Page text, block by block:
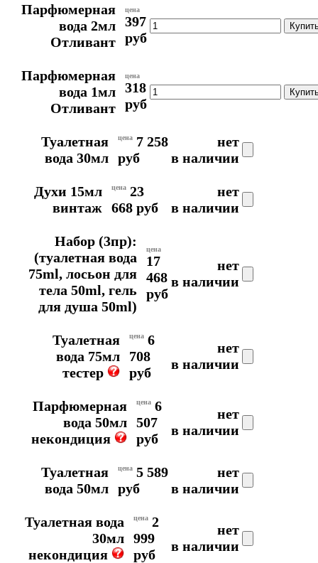
Парфюмерная
вода 2мл
Отливант
цена
397
руб
Парфюмерная
вода 1мл
Отливант
цена
318
руб
Туалетная
вода 30мл
цена 7 258
руб
нет
в наличии
Духи 15мл
винтаж
цена 23
668 руб
нет
в наличии
Набор (3пр):
(туалетная вода
75ml, лосьон для
тела 50ml, гель
для душа 50ml)
цена
17
468
руб
нет
в наличии
Туалетная
вода 75мл
тестер
цена 6
708
руб
нет
в наличии
Парфюмерная
вода 50мл
некондиция
цена 6
507
руб
нет
в наличии
Туалетная
вода 50мл
цена 5 589
руб
нет
в наличии
Туалетная вода
30мл
некондиция
цена 2
999
руб
нет
в наличии